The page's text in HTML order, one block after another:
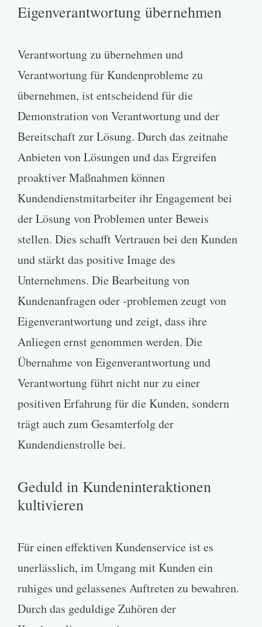
Eigenverantwortung übernehmen
Verantwortung zu übernehmen und
Verantwortung für Kundenprobleme zu
übernehmen, ist entscheidend für die
Demonstration von Verantwortung und der
Bereitschaft zur Lösung. Durch das zeitnahe
Anbieten von Lösungen und das Ergreifen
proaktiver Maßnahmen können
Kundendienstmitarbeiter ihr Engagement bei
der Lösung von Problemen unter Beweis
stellen. Dies schafft Vertrauen bei den Kunden
und stärkt das positive Image des
Unternehmens. Die Bearbeitung von
Kundenanfragen oder -problemen zeugt von
Eigenverantwortung und zeigt, dass ihre
Anliegen ernst genommen werden. Die
Übernahme von Eigenverantwortung und
Verantwortung führt nicht nur zu einer
positiven Erfahrung für die Kunden, sondern
trägt auch zum Gesamterfolg der
Kundendienstrolle bei.
Geduld in Kundeninteraktionen
kultivieren
Für einen effektiven Kundenservice ist es
unerlässlich, im Umgang mit Kunden ein
ruhiges und gelassenes Auftreten zu bewahren.
Durch das geduldige Zuhören der